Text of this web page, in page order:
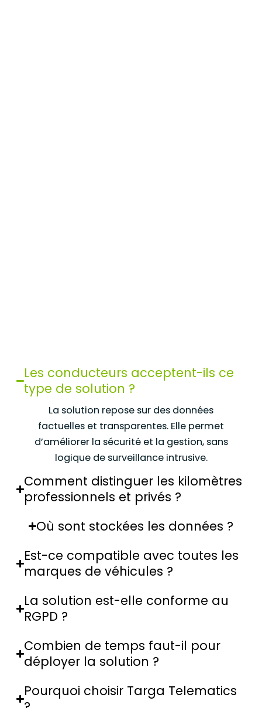
Les conducteurs acceptent-ils ce
type de solution ?
La solution repose sur des données
factuelles et transparentes. Elle permet
d’améliorer la sécurité et la gestion, sans
logique de surveillance intrusive.
Comment distinguer les kilomètres
professionnels et privés ?
Où sont stockées les données ?
Est-ce compatible avec toutes les
marques de véhicules ?
La solution est-elle conforme au
RGPD ?
Combien de temps faut-il pour
déployer la solution ?
Pourquoi choisir Targa Telematics